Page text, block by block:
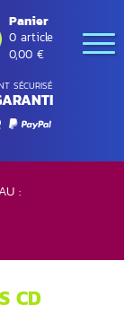
SÉCURISÉ
Panier
0 article
0,00 €
:
CD